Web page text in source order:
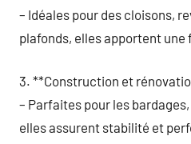
– Idéales pour des cloisons,
plafonds, elles apportent
3. **Construction et
– Parfaites pour les
elles assurent stabilité et